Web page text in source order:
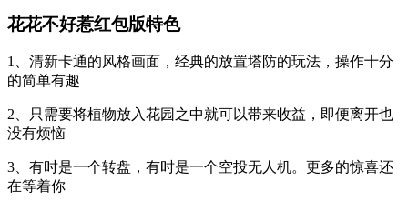
花花不好惹红包版特色
1、清新卡通的风格画面，经典的放置塔防的玩法，操作十分
的简单有趣
2、只需要将植物放入花园之中就可以带来收益，即便离开也
没有烦恼
3、有时是一个转盘，有时是一个空投无人机。更多的惊喜还
在等着你